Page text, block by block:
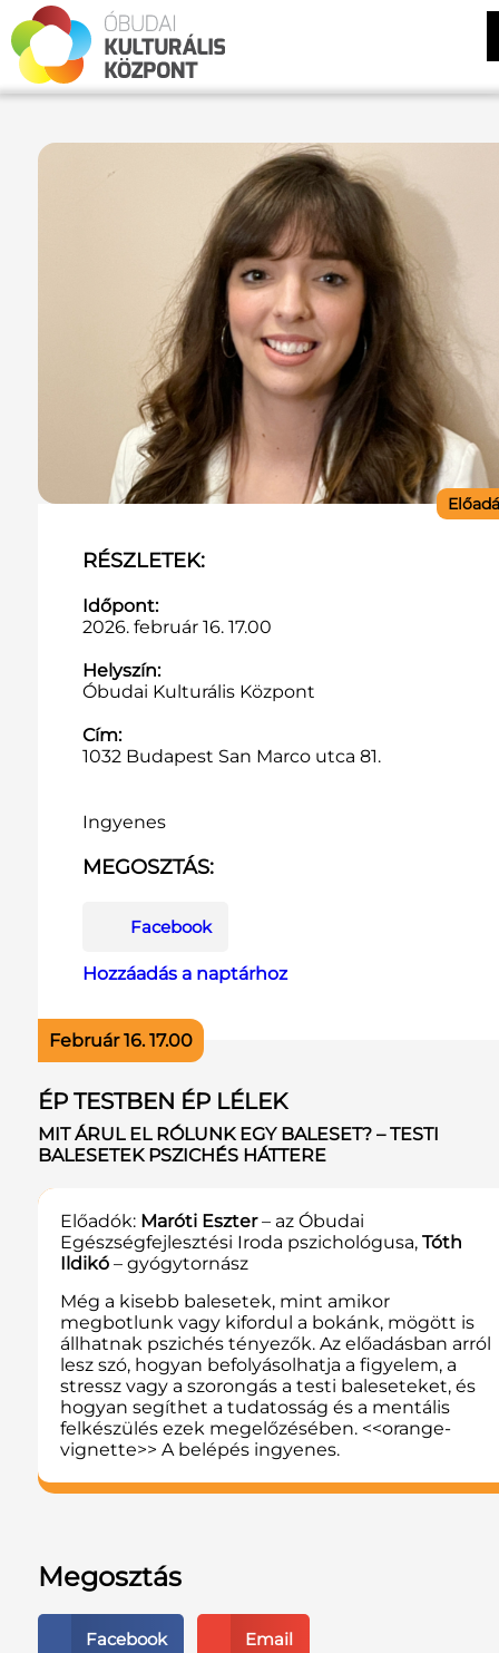
Február 16. 17.00
RÉSZLETEK:
Időpont:
2026. február 16. 17.00
Helyszín:
Óbudai Kulturális Központ
Cím:
1032 Budapest San Marco utca 81.
Ingyenes
MEGOSZTÁS:
Facebook
Hozzáadás a naptárhoz
ÉP TESTBEN ÉP LÉLEK
MIT ÁRUL EL RÓLUNK EGY BALESET? – TESTI
BALESETEK PSZICHÉS HÁTTERE
Előadók: Maróti Eszter– az Óbudai
Egészségfejlesztési Iroda pszichológusa, Tóth
Ildikó – gyógytornász
Még a kisebb balesetek, mint amikor
megbotlunk vagy kifordul a bokánk, mögött is
állhatnak pszichés tényezők. Az előadásban arról
lesz szó, hogyan befolyásolhatja a figyelem, a
stressz vagy a szorongás a testi baleseteket, és
hogyan segíthet a tudatosság és a mentális
felkészülés ezek megelőzésében. <<orange-
vignette>> A belépés ingyenes.
Megosztás
Facebook Email